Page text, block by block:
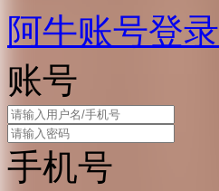
阿牛账号登录
账号
手机号